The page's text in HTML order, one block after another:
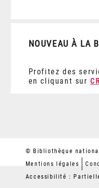
NOUVEAU À LA
Profitez des
en cliquant sur
© Bibliothèque
Mentions légales
Accessibilité :